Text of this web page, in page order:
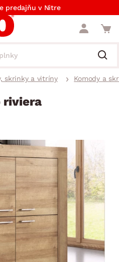
predajňu v Nitre
skrinky a vitríny Komody a
riviera